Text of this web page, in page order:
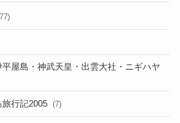
屋島・神武天皇・出雲大社・ニギハヤ
行記2005 (7)